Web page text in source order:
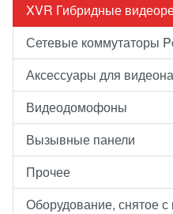
XVR Гибридные
Сетевые коммутаторы
Аксессуары для
Видеодомофоны
Вызывные панели
Прочее
Оборудование, снятое с